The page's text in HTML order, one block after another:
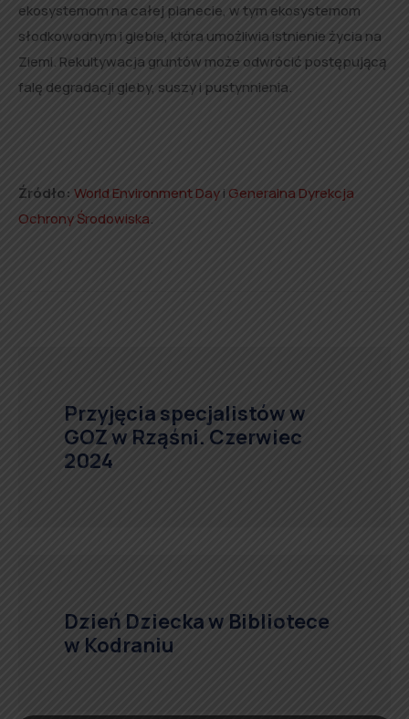
ekosystemom na całej planecie, w tym ekosystemom
słodkowodnym i glebie, która umożliwia istnienie życia na
Ziemi. Rekultywacja gruntów może odwrócić postępującą
falę degradacji gleby, suszy i pustynnienia.
Źródło: World Environment Dayi Generalna Dyrekcja
Ochrony Środowiska.
Przyjęcia specjalistów w
GOZ w Rząśni. Czerwiec
2024
Dzień Dziecka w Bibliotece
w Kodraniu